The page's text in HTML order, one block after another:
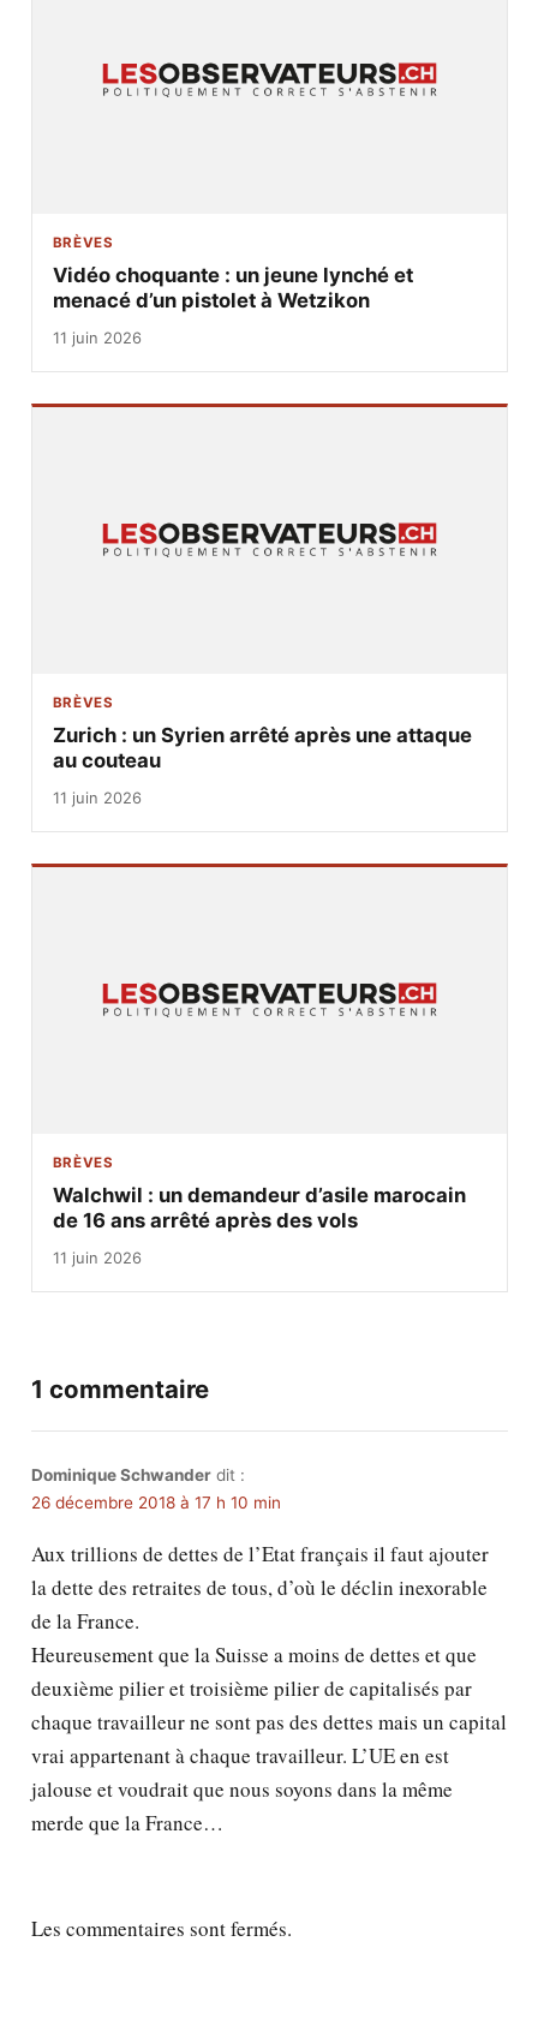
BRÈVES
Vidéo choquante : un jeune lynché et
menacé d’un pistolet à Wetzikon
11 juin 2026
BRÈVES
Zurich : un Syrien arrêté après une attaque
au couteau
11 juin 2026
BRÈVES
Walchwil : un demandeur d’asile marocain
de 16 ans arrêté après des vols
11 juin 2026
1 commentaire
Dominique Schwander dit :
26 décembre 2018 à 17 h 10 min
Aux trillions de dettes de l’Etat français il faut ajouter
la dette des retraites de tous, d’où le déclin inexorable
de la France.
Heureusement que la Suisse a moins de dettes et que
deuxième pilier et troisième pilier de capitalisés par
chaque travailleur ne sont pas des dettes mais un capital
vrai appartenant à chaque travailleur. L’UE en est
jalouse et voudrait que nous soyons dans la même
merde que la France…
Les commentaires sont fermés.